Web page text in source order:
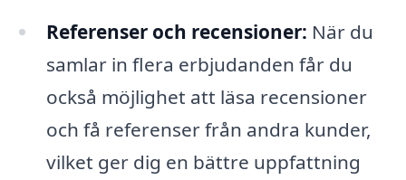
Referenser och recensioner: När du
samlar in flera erbjudanden får du
också möjlighet att läsa recensioner
och få referenser från andra kunder,
vilket ger dig en bättre uppfattning